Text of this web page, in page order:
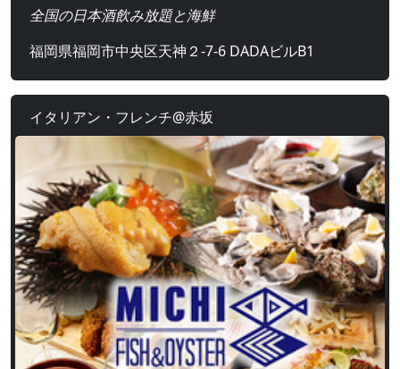
全国の日本酒飲み放題と海鮮
福岡県福岡市中央区天神２‐7‐6 DADAビルB1
イタリアン・フレンチ@赤坂